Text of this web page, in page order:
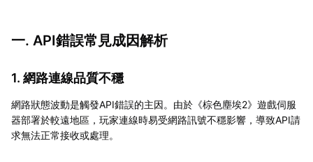
一. API錯誤常見成因解析
1. 網路連線品質不穩
網路狀態波動是觸發API錯誤的主因。由於《棕色塵埃2》遊戲伺服
器部署於較遠地區，玩家連線時易受網路訊號不穩影響，導致API請
求無法正常接收或處理。